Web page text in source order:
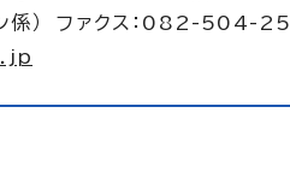
係） ファクス：082-504-